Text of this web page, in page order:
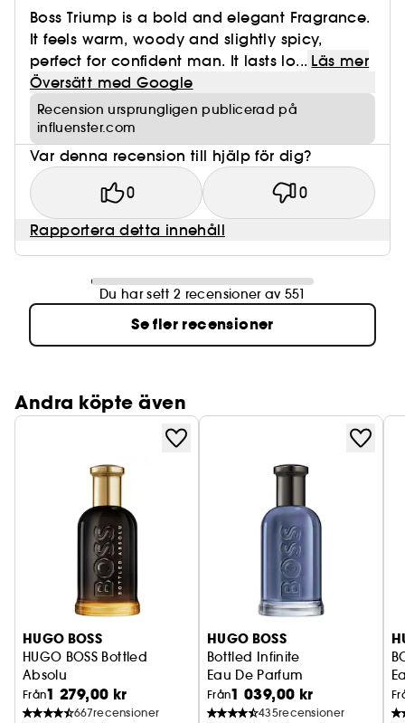
Boss Triump is a bold and elegant Fragrance.
It feels warm, woody and slightly spicy,
perfect for confident man. It lasts lo... Läs mer
Översätt med Google
Recension ursprungligen publicerad på
influenster.com
Var denna recension till hjälp för dig?
0 0
Rapportera detta innehåll
Du har sett 2 recensioner av 551
Se fler recensioner
Andra köpte även
HUGO BOSS
HUGO BOSS Bottled
Absolu
Parfum
Från1 279,00 kr
667recensioner
HUGO BOSS
Bottled Infinite
Eau De Parfum
Från1 039,00 kr
435recensioner